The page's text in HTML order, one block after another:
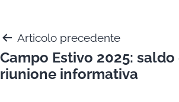
Navigazione
articoli
Articolo precedente
Campo Estivo 2025: saldo
riunione informativa